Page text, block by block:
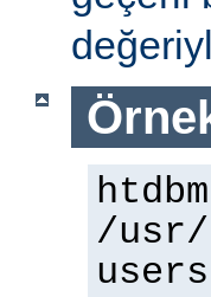
htdbm
/usr/